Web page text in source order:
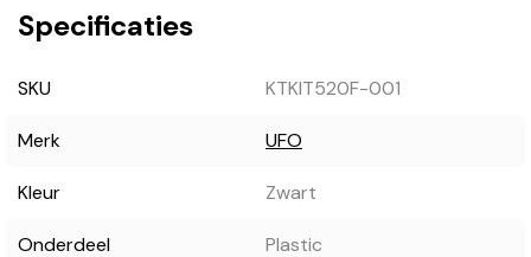
Specificaties
SKU KTKIT520F-001
Merk UFO
Kleur Zwart
Onderdeel Plastic